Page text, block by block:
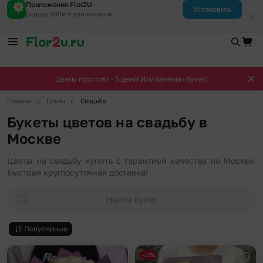
Приложение Flor2U
Скидка 300₽ в приложении
Установить
Цветы простоят - 5 дней! Или заменим букет!
Главная Цветы Свадьба
Букеты цветов на свадьбу в
Москве
Цветы на свадьбу купить с гарантией качества по Москве.
Быстрая круглосуточная доставка!
Найти букет
Популярные
-10%